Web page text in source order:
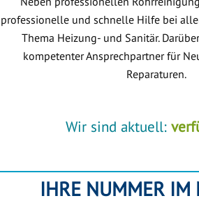
professionelle und schnelle Hilfe bei
Thema Heizung- und Sanitär.
kompetenter Ansprechpartner für
Reparaturen.
Wir sind aktuell:
IHRE NUMMER IM